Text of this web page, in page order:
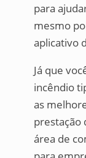
para
mesmo
aplicativo
Já que
incêndio
as
prestação
área de